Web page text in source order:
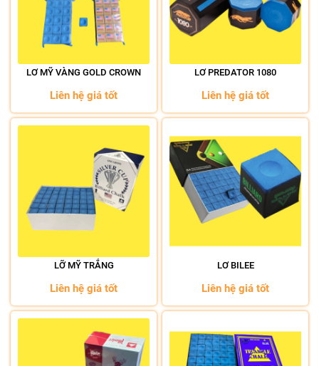
LƠ MỸ VÀNG GOLD CROWN
Liên hệ giá tốt
LƠ PREDATOR 1080
Liên hệ giá tốt
LỠ MỸ TRẮNG
Liên hệ giá tốt
LƠ BILEE
Liên hệ giá tốt